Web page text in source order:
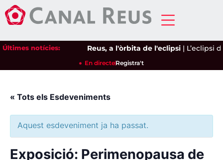
Últimes notícies: Reus, a l'òrbita de l'eclipsi| L’eclipsi
En directeRegistra't
« Tots els Esdeveniments
Aquest esdeveniment ja ha passat.
Exposició: Perimenopausa de